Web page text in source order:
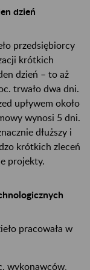
dzień
przedsiębiorcy
krótkich
dzień – to aż
trwało dwa dni.
upływem około
wynosi 5 dni.
dłuższy i
krótkich zleceń
projekty.
pracowała w
wykonawców,